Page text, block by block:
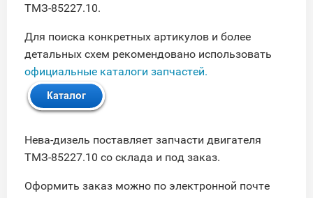
ТМЗ-85227.10.
Для поиска конкретных артикулов и более
детальных схем рекомендовано использовать
официальные каталоги запчастей.
Нева-дизель поставляет запчасти двигателя
ТМЗ-85227.10 со склада и под заказ.
Оформить заказ можно по электронной почте